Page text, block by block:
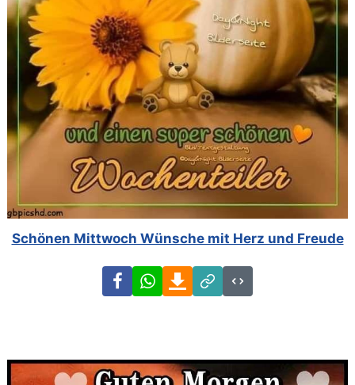
Schönen Mittwoch Wünsche mit Herz und Freude
FacebookWhatsAppDownload
Link
Code